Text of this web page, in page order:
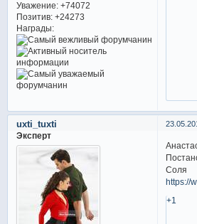
Уважение: +74072
Позитив: +24273
Награды:
uxti_tuxti
Эксперт
Соля
https://
+1